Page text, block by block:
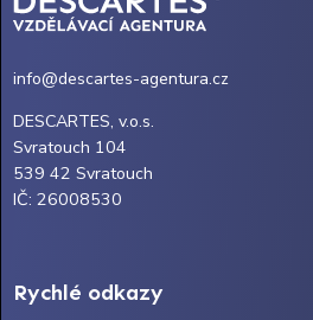
info@descartes-agentura.cz
DESCARTES, v.o.s.
Svratouch 104
539 42 Svratouch
IČ: 26008530
Rychlé odkazy